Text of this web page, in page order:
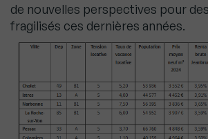
de nouvelles perspectives pour
fragilisés ces dernières années.